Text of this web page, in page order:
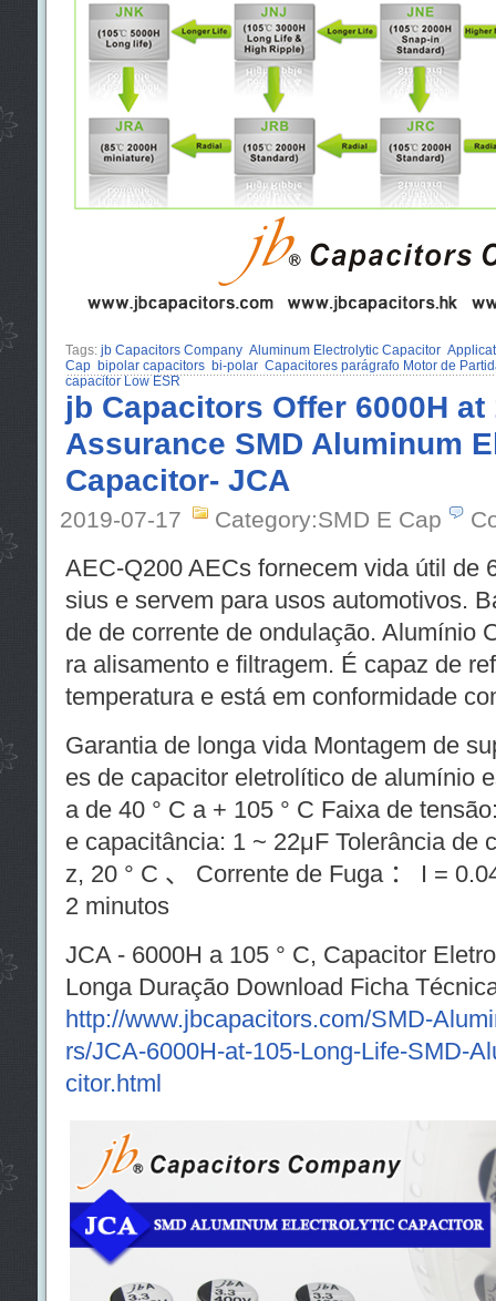
Tags: jb Capacitors Company Aluminum Electrolytic Capacitor
Cap bipolar capacitors bi-polar Capacitores parágrafo Motor de
capacitor Low ESR
jb Capacitors Offer 6000H at
Assurance SMD Aluminum
Capacitor- JCA
2019-07-17 Category:SMD E Cap
AEC-Q200 AECs fornecem vida útil de
sius e servem para usos automotivos.
de de corrente de ondulação. Alumínio
ra alisamento e filtragem. É capaz de
temperatura e está em conformidade
Garantia de longa vida Montagem de
es de capacitor eletrolítico de alumínio
a de 40 ° C a + 105 ° C Faixa de
e capacitância: 1 ~ 22μF Tolerância de
z, 20 ° C 、 Corrente de Fuga ： I =
2 minutos
JCA - 6000H a 105 ° C, Capacitor
Longa Duração Download Ficha
http://www.jbcapacitors.com/SMD-
rs/JCA-6000H-at-105-Long-Life-SMD-
citor.html